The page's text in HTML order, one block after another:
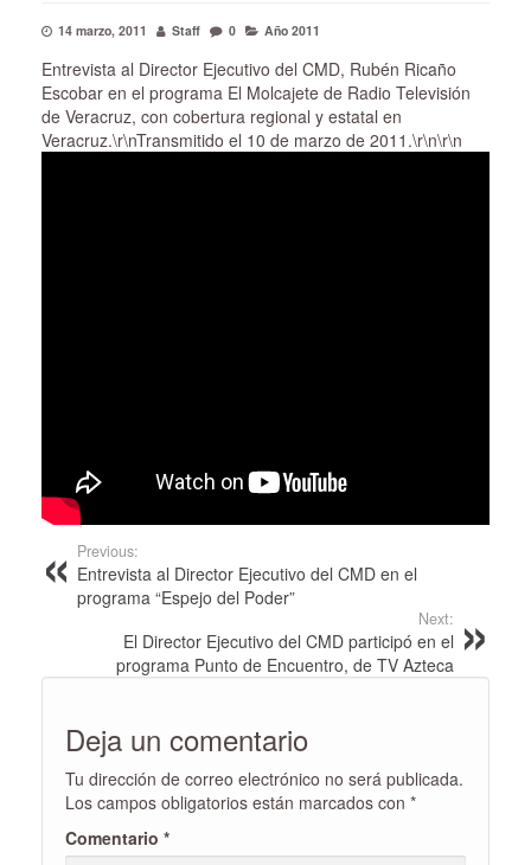
14 marzo, 2011 Staff 0 Año 2011
Entrevista al Director Ejecutivo del CMD, Rubén Ricaño
Escobar en el programa El Molcajete de Radio Televisión
de Veracruz, con cobertura regional y estatal en
Veracruz.\r\nTransmitido el 10 de marzo de 2011.\r\n\r\n
Previous:
Entrevista al Director Ejecutivo del CMD en el
programa “Espejo del Poder”
Next:
El Director Ejecutivo del CMD participó en el
programa Punto de Encuentro, de TV Azteca
Deja un comentario
Tu dirección de correo electrónico no será publicada.
Los campos obligatorios están marcados con *
Comentario *